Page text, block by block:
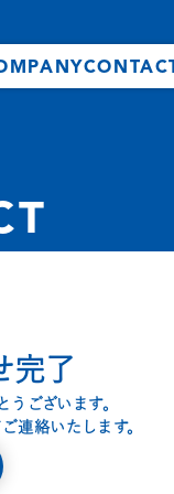
完了
ございます。
連絡いたします。